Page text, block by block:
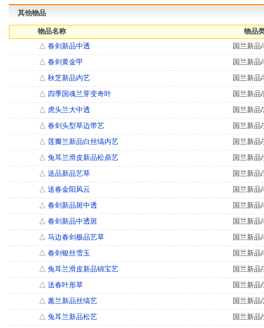
其他物品
物品名称
物品
△ 春剑新品中透
国兰新品
△ 春剑黄金甲
国兰新品
△ 秋芝新品内艺
国兰新品
△ 四季国魂兰芽变奇叶
国兰新品
△ 虎头兰大中透
国兰新品
△ 春剑头型草边带艺
国兰新品
△ 莲瓣兰新品白丝缟内艺
国兰新品
△ 兔耳兰滑皮新品松鼎艺
国兰新品
△ 送品新品艺草
国兰新品
△ 送春金阳风云
国兰新品
△ 春剑新品斑中透
国兰新品
△ 春剑新品中透斑
国兰新品
△ 马边春剑极品艺草
国兰新品
△ 春剑银丝雪玉
国兰新品
△ 兔耳兰滑皮新品锦宝艺
国兰新品
△ 送春叶形草
国兰新品
△ 蕙兰新品丝缟艺
国兰新品
△ 兔耳兰新品松艺
国兰新品